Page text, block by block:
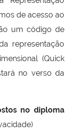
de acesso ao
um código de
representação
(Quick
no verso da
no diploma